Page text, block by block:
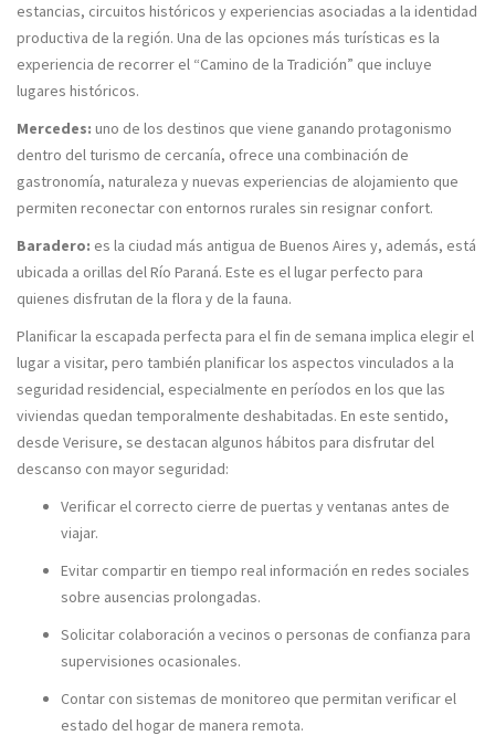
estancias, circuitos históricos y experiencias asociadas a la identidad
productiva de la región. Una de las opciones más turísticas es la
experiencia de recorrer el “Camino de la Tradición” que incluye
lugares históricos.
Mercedes: uno de los destinos que viene ganando protagonismo
dentro del turismo de cercanía, ofrece una combinación de
gastronomía, naturaleza y nuevas experiencias de alojamiento que
permiten reconectar con entornos rurales sin resignar confort.
Baradero: es la ciudad más antigua de Buenos Aires y, además, está
ubicada a orillas del Río Paraná. Este es el lugar perfecto para
quienes disfrutan de la flora y de la fauna.
Planificar la escapada perfecta para el fin de semana implica elegir el
lugar a visitar, pero también planificar los aspectos vinculados a la
seguridad residencial, especialmente en períodos en los que las
viviendas quedan temporalmente deshabitadas. En este sentido,
desde Verisure, se destacan algunos hábitos para disfrutar del
descanso con mayor seguridad:
Verificar el correcto cierre de puertas y ventanas antes de
viajar.
Evitar compartir en tiempo real información en redes sociales
sobre ausencias prolongadas.
Solicitar colaboración a vecinos o personas de confianza para
supervisiones ocasionales.
Contar con sistemas de monitoreo que permitan verificar el
estado del hogar de manera remota.